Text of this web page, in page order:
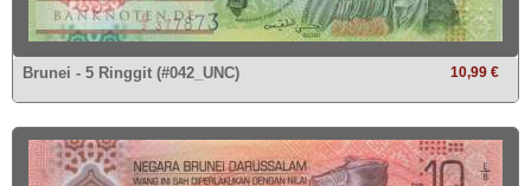
10,99 €
Brunei - 5 Ringgit (#042_UNC)